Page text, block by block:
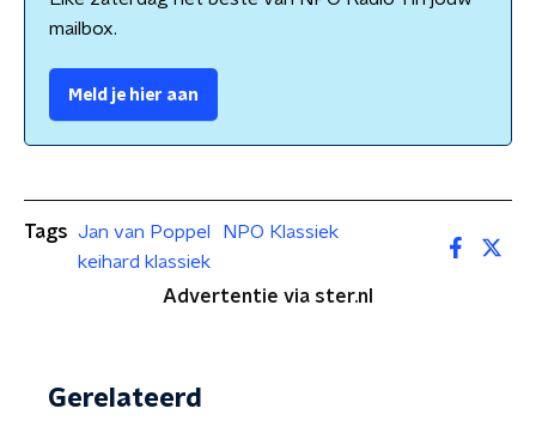
mailbox.
Meld je hier aan
Tags Jan van Poppel
NPO Klassiek
keihard klassiek
Advertentie via ster.nl
Gerelateerd